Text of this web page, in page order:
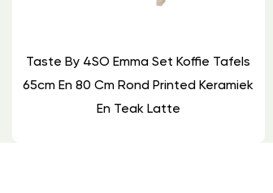
Taste By 4SO Emma Set Koffie Tafels
65cm En 80 Cm Rond Printed Keramiek
En Teak Latte